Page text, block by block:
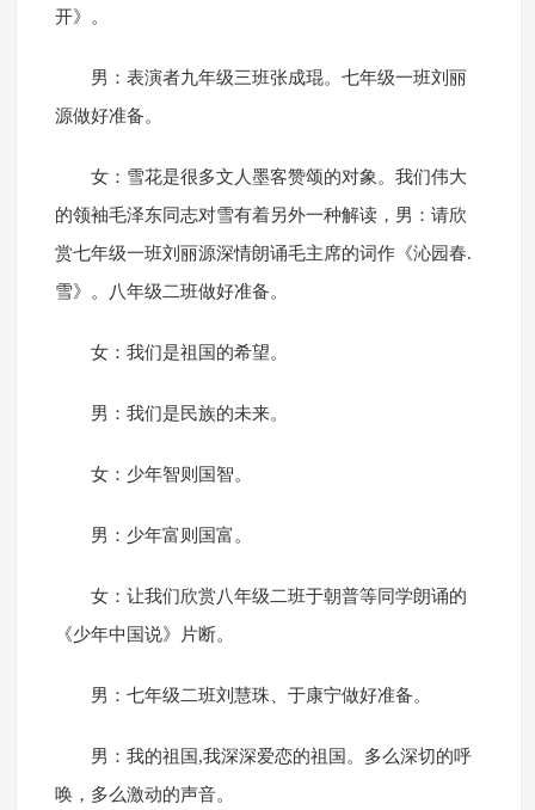
开》。
男：表演者九年级三班张成琨。七年级一班刘丽
源做好准备。
女：雪花是很多文人墨客赞颂的对象。我们伟大
的领袖毛泽东同志对雪有着另外一种解读，男：请欣
赏七年级一班刘丽源深情朗诵毛主席的词作《沁园春.
雪》。八年级二班做好准备。
女：我们是祖国的希望。
男：我们是民族的未来。
女：少年智则国智。
男：少年富则国富。
女：让我们欣赏八年级二班于朝普等同学朗诵的
《少年中国说》片断。
男：七年级二班刘慧珠、于康宁做好准备。
男：我的祖国,我深深爱恋的祖国。多么深切的呼
唤，多么激动的声音。